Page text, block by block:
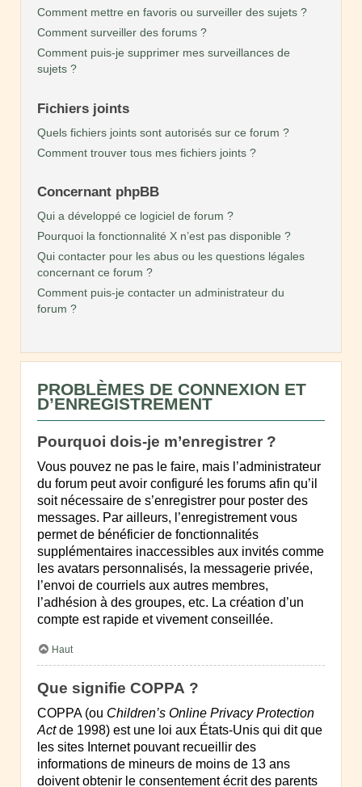
Comment mettre en favoris ou surveiller des sujets ?
Comment surveiller des forums ?
Comment puis-je supprimer mes surveillances de
sujets ?
Fichiers joints
Quels fichiers joints sont autorisés sur ce forum ?
Comment trouver tous mes fichiers joints ?
Concernant phpBB
Qui a développé ce logiciel de forum ?
Pourquoi la fonctionnalité X n’est pas disponible ?
Qui contacter pour les abus ou les questions légales
concernant ce forum ?
Comment puis-je contacter un administrateur du
forum ?
PROBLÈMES DE CONNEXION ET
D’ENREGISTREMENT
Pourquoi dois-je m’enregistrer ?
Vous pouvez ne pas le faire, mais l’administrateur
du forum peut avoir configuré les forums afin qu’il
soit nécessaire de s’enregistrer pour poster des
messages. Par ailleurs, l’enregistrement vous
permet de bénéficier de fonctionnalités
supplémentaires inaccessibles aux invités comme
les avatars personnalisés, la messagerie privée,
l’envoi de courriels aux autres membres,
l’adhésion à des groupes, etc. La création d’un
compte est rapide et vivement conseillée.
Haut
Que signifie COPPA ?
COPPA (ou Children’s Online Privacy Protection
Actde 1998) est une loi aux États-Unis qui dit que
les sites Internet pouvant recueillir des
informations de mineurs de moins de 13 ans
doivent obtenir le consentement écrit des parents